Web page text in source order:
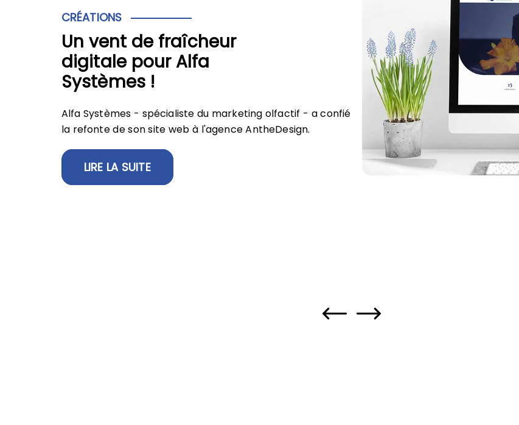
CRÉATIONS
Un vent de fraîcheur
digitale pour Alfa
Systèmes !
Alfa Systèmes - spécialiste du marketing olfactif - a confié
la refonte de son site web à l'agence AntheDesign.
LIRE LA SUITE
Polyclinique Saint Côme